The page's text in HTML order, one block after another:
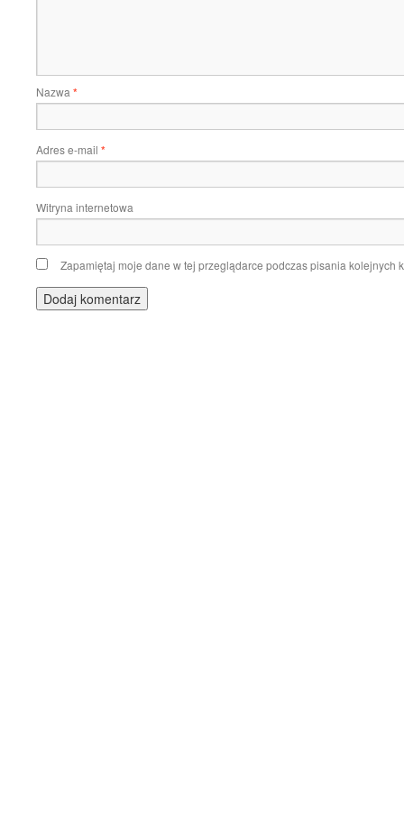
Nazwa *
Adres e-mail *
Witryna internetowa
Zapamiętaj moje dane w tej przeglądarce podczas pisania kolejnych